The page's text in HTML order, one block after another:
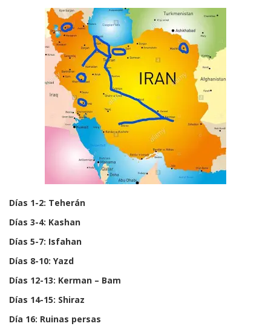
Días 1-2: Teherán
Días 3-4: Kashan
Días 5-7: Isfahan
Días 8-10: Yazd
Días 12-13: Kerman – Bam
Días 14-15: Shiraz
Día 16: Ruinas persas